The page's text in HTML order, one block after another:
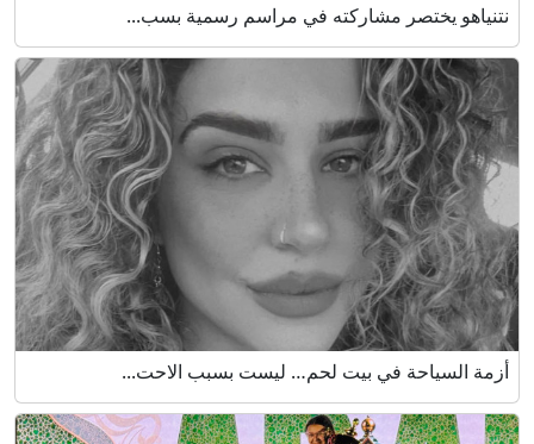
نتنياهو يختصر مشاركته في مراسم رسمية بسب...
أزمة السياحة في بيت لحم… ليست بسبب الاحت...